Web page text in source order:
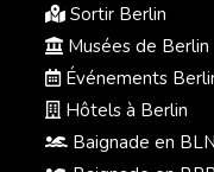
Sortir Berlin
Musées de Berlin
Événements
Hôtels à Berlin
Baignade en BLN